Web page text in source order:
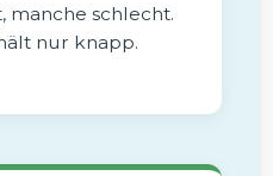
manche schlecht.
nur knapp.